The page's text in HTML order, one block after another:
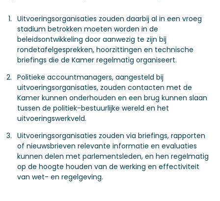
Uitvoeringsorganisaties zouden daarbij al in een vroeg
stadium betrokken moeten worden in de
beleidsontwikkeling door aanwezig te zijn bij
rondetafelgesprekken, hoorzittingen en technische
briefings die de Kamer regelmatig organiseert.
Politieke accountmanagers, aangesteld bij
uitvoeringsorganisaties, zouden contacten met de
Kamer kunnen onderhouden en een brug kunnen slaan
tussen de politiek-bestuurlijke wereld en het
uitvoeringswerkveld.
Uitvoeringsorganisaties zouden via briefings, rapporten
of nieuwsbrieven relevante informatie en evaluaties
kunnen delen met parlementsleden, en hen regelmatig
op de hoogte houden van de werking en effectiviteit
van wet- en regelgeving.